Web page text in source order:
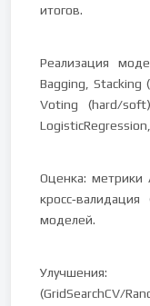
итогов.
Реализация
Bagging, Stacking
Voting (hard/
Оценка: метрики
моделей.
Улучшения:
(GridSearchCV/